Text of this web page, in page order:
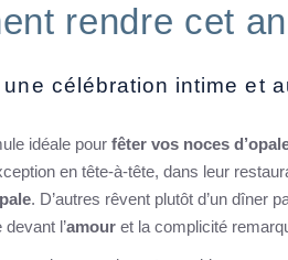
rendre cet
célébration intime et
idéale pour fêter vos noces
en tête-à-tête, dans leur
. D’autres rêvent plutôt d’un dîner
l’amour et la complicité